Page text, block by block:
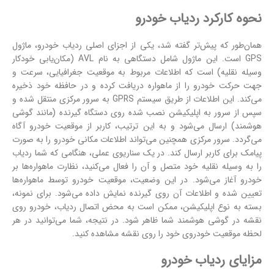
نحوه کارکرد ردیاب خودرو
همان‌طور که پیش‌تر گفته شد، یکی از اجزای اصلی ردیاب خودرو، ماژول
GPS است. این ماژول شامل دستگاهی به نام AVL (مکان‌یابی خودکار
وسیله نقلیه) است که اطلاعات مربوط به موقعیت جغرافیایی، سرعت و
جهت حرکت خودرو را از ماهواره دریافت کرده و در حافظه خود ذخیره
می‌کند. این اطلاعات از طریق سیستم GPRS به سرور مرکزی منتقل شده و
سپس از سرور به اپلیکیشن نصب شده روی دستگاه گیرنده (مانند گوشی
هوشمند) ارسال می‌شود و به این ترتیب، کاربر از موقعیت خودرو آگاه
می‌گردد. سرور مرکزی همچنین می‌تواند اطلاعات مکانی خودرو را به صورت
پیامک برای کاربر ارسال کند. در یک سناریوی عملی، هنگامی که شما ردیاب
را به وسیله نقلیه خود متصل و آن را فعال می‌کنید، نظارت ماهواره‌ها بر
خودرو آغاز می‌شود. در این وضعیت، موقعیت خودرو توسط ماهواره‌ها
تعیین شده و اطلاعات آن روی گیرنده نمایش داده می‌شود. برای نمونه،
بسته به نوع اپلیکیشن، ممکن است به محض اتصال ردیاب، خودرو روی
نقشه در گوشی هوشمند شما ظاهر شود. در نتیجه، شما می‌توانید در هر
لحظه موقعیت خودروی خود را روی نقشه مشاهده کنید.
مزایای ردیاب خودرو